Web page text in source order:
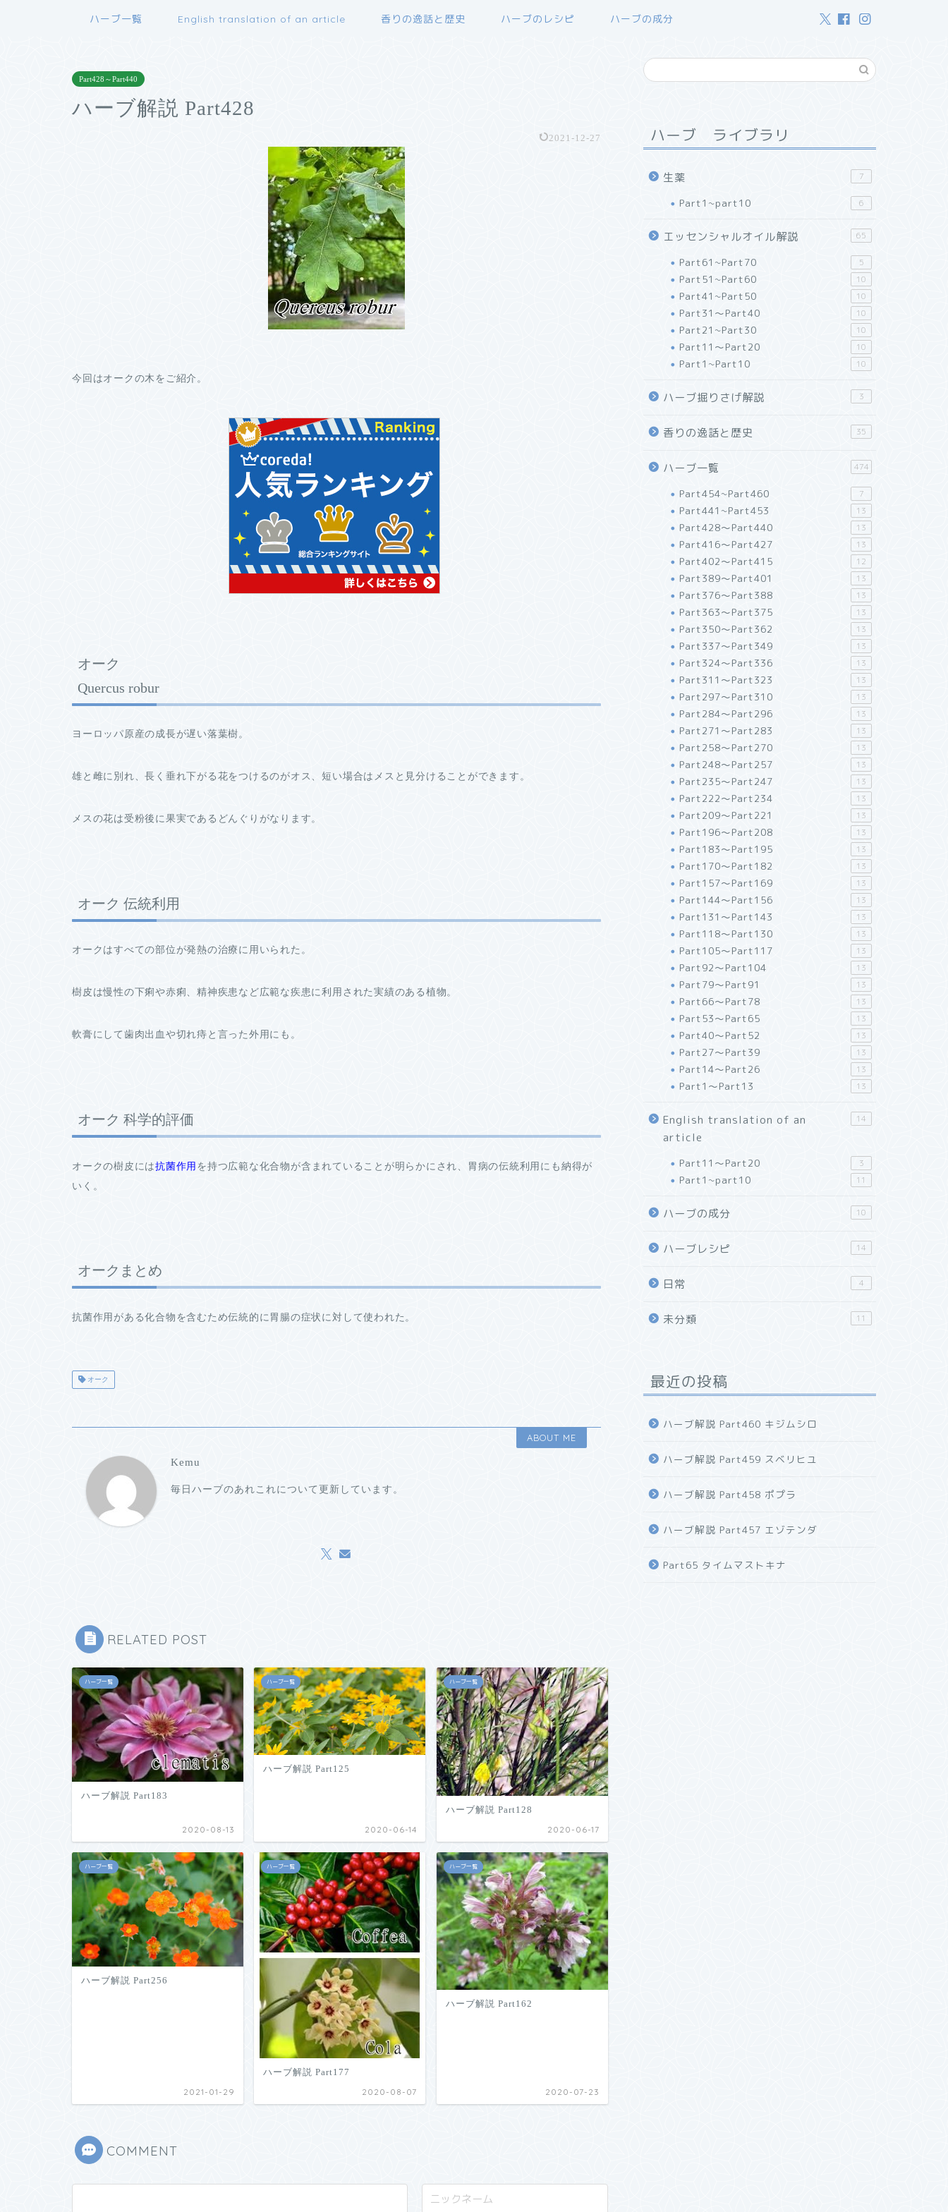
ハーブ一覧 English translation of an article 香りの逸話と歴史 ハーブのレシピ ハーブの成分
Part428～Part440
ハーブ解説 Part428
2021-12-27
今回はオークの木をご紹介。
オーク
Quercus robur
ヨーロッパ原産の成長が遅い落葉樹。
雄と雌に別れ、長く垂れ下がる花をつけるのがオス、短い場合はメスと見分けることができます。
メスの花は受粉後に果実であるどんぐりがなります。
オーク 伝統利用
オークはすべての部位が発熱の治療に用いられた。
樹皮は慢性の下痢や赤痢、精神疾患など広範な疾患に利用された実績のある植物。
軟膏にして歯肉出血や切れ痔と言った外用にも。
オーク 科学的評価
オークの樹皮には抗菌作用 を持つ広範な化合物が含まれていることが明らかにされ、胃病の伝統利用にも納得が
いく。
オークまとめ
抗菌作用がある化合物を含むため伝統的に胃腸の症状に対して使われた。
オーク
ABOUT ME
Kemu
毎日ハーブのあれこれについて更新しています。
RELATED POST
ハーブ一覧
ハーブ解説 Part183
2020-08-13
ハーブ一覧
ハーブ解説 Part125
2020-06-14
ハーブ一覧
ハーブ解説 Part128
2020-06-17
ハーブ一覧
ハーブ解説 Part256
2021-01-29
ハーブ一覧
ハーブ解説 Part177
2020-08-07
ハーブ一覧
ハーブ解説 Part162
2020-07-23
COMMENT
ハーブ ライブラリ
生薬 7
Part1~part10 6
エッセンシャルオイル解説 65
Part61~Part70 5
Part51~Part60 10
Part41~Part50 10
Part31～Part40 10
Part21~Part30 10
Part11～Part20 10
Part1~Part10 10
ハーブ掘りさげ解説 3
香りの逸話と歴史 35
ハーブ一覧 474
Part454~Part460 7
Part441~Part453 13
Part428～Part440 13
Part416～Part427 13
Part402～Part415 12
Part389～Part401 13
Part376～Part388 13
Part363～Part375 13
Part350～Part362 13
Part337～Part349 13
Part324～Part336 13
Part311～Part323 13
Part297～Part310 13
Part284～Part296 13
Part271～Part283 13
Part258～Part270 13
Part248～Part257 13
Part235～Part247 13
Part222～Part234 13
Part209～Part221 13
Part196～Part208 13
Part183～Part195 13
Part170～Part182 13
Part157～Part169 13
Part144～Part156 13
Part131～Part143 13
Part118～Part130 13
Part105～Part117 13
Part92～Part104 13
Part79～Part91 13
Part66～Part78 13
Part53～Part65 13
Part40～Part52 13
Part27～Part39 13
Part14～Part26 13
Part1～Part13 13
English translation of an
article
14
Part11～Part20 3
Part1~part10 11
ハーブの成分 10
ハーブレシピ 14
日常 4
未分類 11
最近の投稿
ハーブ解説 Part460 キジムシロ
ハーブ解説 Part459 スベリヒユ
ハーブ解説 Part458 ポプラ
ハーブ解説 Part457 エゾテンダ
Part65 タイムマストキナ